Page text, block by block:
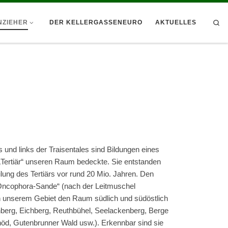
DER KELLERGASSENEURO AKTUELLES
und links der Traisentales sind Bildungen eines
unseren Raum bedeckte. Sie entstanden
des Tertiärs vor rund 20 Mio. Jahren. Den
Sande“ (nach der Leitmuschel
Gebiet den Raum südlich und südöstlich
Eichberg, Reuthbühel, Seelackenberg, Berge
Gutenbrunner Wald usw.). Erkennbar sind sie